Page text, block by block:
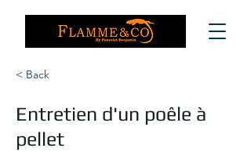
< Back
Entretien d'un poêle à
pellet